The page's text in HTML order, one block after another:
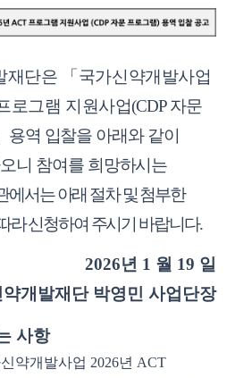
재단은 「 국가신약개발사업
로그램 지원사업(CDP자문
용역 입찰을 아래와 같이
니 참여를 희망하시는
에서는 아래 절차 및 첨부한
라 신청하여 주시기 바랍니다.
2026년 1 월 19 일
약개발재단 박영민 사업단장
사항
약개발사업 2026년 ACT